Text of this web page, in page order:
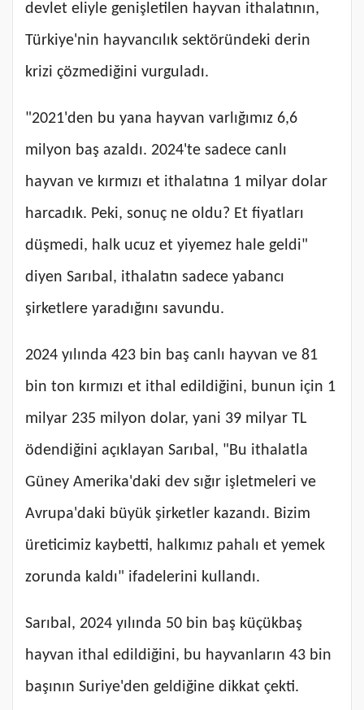
devlet eliyle genişletilen hayvan ithalatının,
Türkiye'nin hayvancılık sektöründeki derin
krizi çözmediğini vurguladı.
"2021'den bu yana hayvan varlığımız 6,6
milyon baş azaldı. 2024'te sadece canlı
hayvan ve kırmızı et ithalatına 1 milyar dolar
harcadık. Peki, sonuç ne oldu? Et fiyatları
düşmedi, halk ucuz et yiyemez hale geldi"
diyen Sarıbal, ithalatın sadece yabancı
şirketlere yaradığını savundu.
2024 yılında 423 bin baş canlı hayvan ve 81
bin ton kırmızı et ithal edildiğini, bunun için 1
milyar 235 milyon dolar, yani 39 milyar TL
ödendiğini açıklayan Sarıbal, "Bu ithalatla
Güney Amerika'daki dev sığır işletmeleri ve
Avrupa'daki büyük şirketler kazandı. Bizim
üreticimiz kaybetti, halkımız pahalı et yemek
zorunda kaldı" ifadelerini kullandı.
Sarıbal, 2024 yılında 50 bin baş küçükbaş
hayvan ithal edildiğini, bu hayvanların 43 bin
başının Suriye'den geldiğine dikkat çekti.